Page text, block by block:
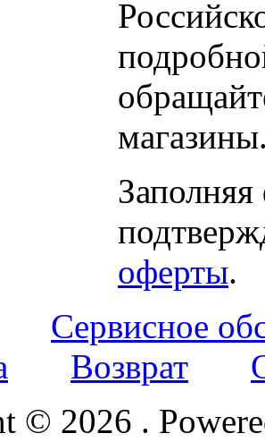
оферты.
Сервисное
Возврат
© 2026 .